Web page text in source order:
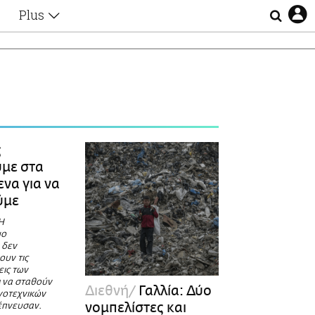
Plus
Απώλειες
Lgbtqi+
στα
για να
δεν
τις
των
να σταθούν
Διεθνή Γαλλία: Δύο
νομπελίστες και